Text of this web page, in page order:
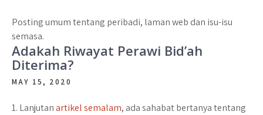
Posting umum tentang peribadi, laman web dan isu-isu
semasa.
Adakah Riwayat Perawi Bid’ah
Diterima?
MAY 15, 2020
1. Lanjutanartikel semalam, ada sahabat bertanya tentang